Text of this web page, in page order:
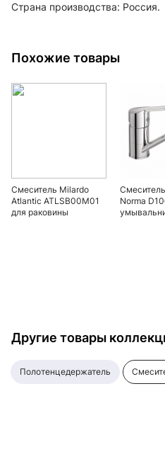
Страна производства: Россия.
Похожие товары
Смеситель Milardo
Atlantic ATLSB00M01
для раковины
Norma
Другие товары
полотенцедержатель